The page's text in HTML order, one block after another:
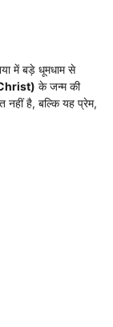
में बड़े धूमधाम से
के जन्म की
नहीं है, बल्कि यह प्रेम,